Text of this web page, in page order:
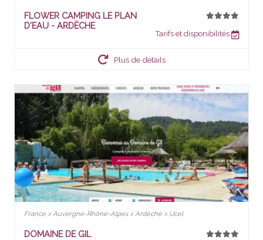
FLOWER CAMPING LE PLAN
D'EAU - ARDÈCHE
Tarifs et disponibilités
Plus de détails
France > Auvergne-Rhône-Alpes > Ardèche > Ucel
DOMAINE DE GIL